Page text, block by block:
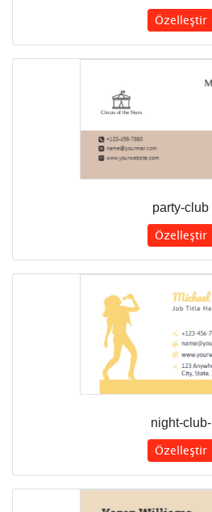
Özelleştir
party-club
Özelleştir
night-club-
Özelleştir